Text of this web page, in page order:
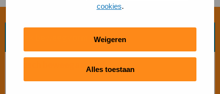
cookies.
Weigeren
Alles toestaan
Bosch beweegaanbod